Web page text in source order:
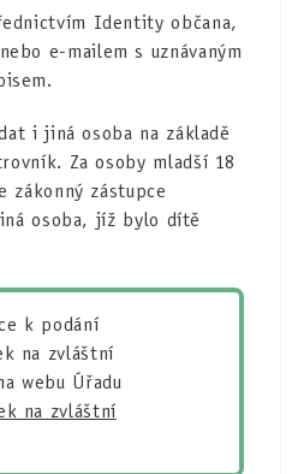
Identity občana,
e-mailem s uznávaným
i jiná osoba na základě
Za osoby mladší 18
zákonný zástupce
osoba, jíž bylo dítě
k podání
na zvláštní
webu Úřadu
na zvláštní